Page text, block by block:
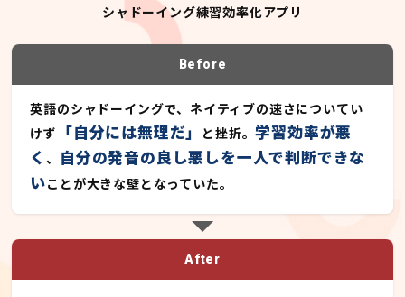
シャドーイング練習効率化アプリ
Before
英語のシャドーイングで、ネイティブの速さについてい
けず
「自分には無理だ」 と挫折。学習効率が悪
く、
自分の発音の良し悪しを一人で判断できな
いことが大きな壁となっていた。
After